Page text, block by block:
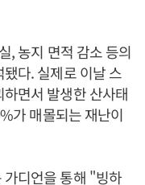
, 농지 면적 감소 등의
다. 실제로 이날 스
면서 발생한 산사태
가 매몰되는 재난이
가디언을 통해 "빙하